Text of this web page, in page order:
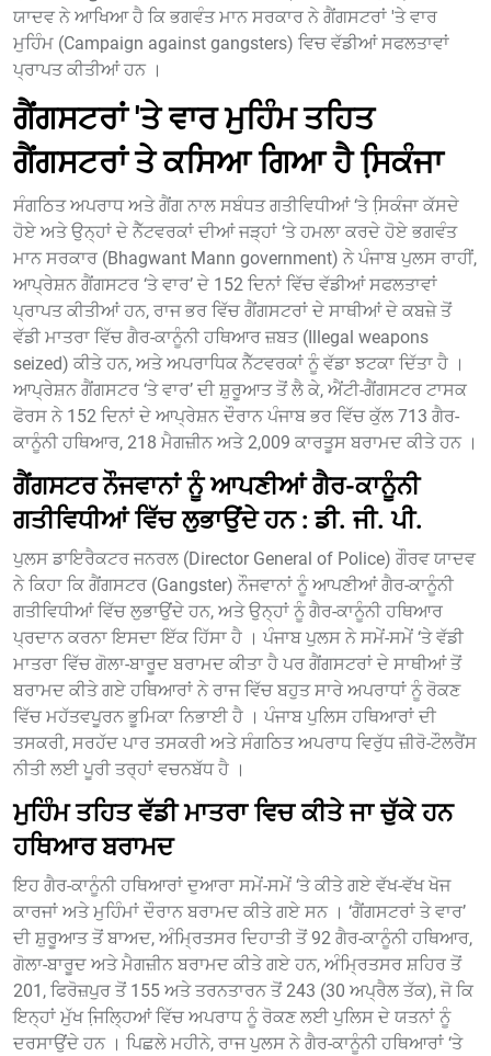
ਯਾਦਵ ਨੇ ਆਖਿਆ ਹੈ ਕਿ ਭਗਵੰਤ ਮਾਨ ਸਰਕਾਰ ਨੇ ਗੈਂਗਸਟਰਾਂ 'ਤੇ ਵਾਰ
ਮੁਹਿੰਮ (Campaign against gangsters) ਵਿਚ ਵੱਡੀਆਂ ਸਫਲਤਾਵਾਂ
ਪ੍ਰਾਪਤ ਕੀਤੀਆਂ ਹਨ ।
ਗੈਂਗਸਟਰਾਂ 'ਤੇ ਵਾਰ ਮੁਹਿੰਮ ਤਹਿਤ
ਗੈਂਗਸਟਰਾਂ ਤੇ ਕਸਿਆ ਗਿਆ ਹੈ ਸਿ਼ਕੰਜਾ
ਸੰਗਠਿਤ ਅਪਰਾਧ ਅਤੇ ਗੈਂਗ ਨਾਲ ਸਬੰਧਤ ਗਤੀਵਿਧੀਆਂ ‘ਤੇ ਸਿ਼ਕੰਜਾ ਕੱਸਦੇ
ਹੋਏ ਅਤੇ ਉਨ੍ਹਾਂ ਦੇ ਨੈੱਟਵਰਕਾਂ ਦੀਆਂ ਜੜ੍ਹਾਂ ‘ਤੇ ਹਮਲਾ ਕਰਦੇ ਹੋਏ ਭਗਵੰਤ
ਮਾਨ ਸਰਕਾਰ (Bhagwant Mann government) ਨੇ ਪੰਜਾਬ ਪੁਲਸ ਰਾਹੀਂ,
ਆਪ੍ਰੇਸ਼ਨ ਗੈਂਗਸਟਰ ‘ਤੇ ਵਾਰ’ ਦੇ 152 ਦਿਨਾਂ ਵਿੱਚ ਵੱਡੀਆਂ ਸਫਲਤਾਵਾਂ
ਪ੍ਰਾਪਤ ਕੀਤੀਆਂ ਹਨ, ਰਾਜ ਭਰ ਵਿੱਚ ਗੈਂਗਸਟਰਾਂ ਦੇ ਸਾਥੀਆਂ ਦੇ ਕਬਜ਼ੇ ਤੋਂ
ਵੱਡੀ ਮਾਤਰਾ ਵਿੱਚ ਗੈਰ-ਕਾਨੂੰਨੀ ਹਥਿਆਰ ਜ਼ਬਤ (Illegal weapons
seized) ਕੀਤੇ ਹਨ, ਅਤੇ ਅਪਰਾਧਿਕ ਨੈੱਟਵਰਕਾਂ ਨੂੰ ਵੱਡਾ ਝਟਕਾ ਦਿੱਤਾ ਹੈ ।
ਆਪ੍ਰੇਸ਼ਨ ਗੈਂਗਸਟਰ ‘ਤੇ ਵਾਰ’ ਦੀ ਸ਼ੁਰੂਆਤ ਤੋਂ ਲੈ ਕੇ, ਐਂਟੀ-ਗੈਂਗਸਟਰ ਟਾਸਕ
ਫੋਰਸ ਨੇ 152 ਦਿਨਾਂ ਦੇ ਆਪ੍ਰੇਸ਼ਨ ਦੌਰਾਨ ਪੰਜਾਬ ਭਰ ਵਿੱਚ ਕੁੱਲ 713 ਗੈਰ-
ਕਾਨੂੰਨੀ ਹਥਿਆਰ, 218 ਮੈਗਜ਼ੀਨ ਅਤੇ 2,009 ਕਾਰਤੂਸ ਬਰਾਮਦ ਕੀਤੇ ਹਨ ।
ਗੈਂਗਸਟਰ ਨੌਜਵਾਨਾਂ ਨੂੰ ਆਪਣੀਆਂ ਗੈਰ-ਕਾਨੂੰਨੀ
ਗਤੀਵਿਧੀਆਂ ਵਿੱਚ ਲੁਭਾਉਂਦੇ ਹਨ : ਡੀ. ਜੀ. ਪੀ.
ਪੁਲਸ ਡਾਇਰੈਕਟਰ ਜਨਰਲ (Director General of Police) ਗੌਰਵ ਯਾਦਵ
ਨੇ ਕਿਹਾ ਕਿ ਗੈਂਗਸਟਰ (Gangster) ਨੌਜਵਾਨਾਂ ਨੂੰ ਆਪਣੀਆਂ ਗੈਰ-ਕਾਨੂੰਨੀ
ਗਤੀਵਿਧੀਆਂ ਵਿੱਚ ਲੁਭਾਉਂਦੇ ਹਨ, ਅਤੇ ਉਨ੍ਹਾਂ ਨੂੰ ਗੈਰ-ਕਾਨੂੰਨੀ ਹਥਿਆਰ
ਪ੍ਰਦਾਨ ਕਰਨਾ ਇਸਦਾ ਇੱਕ ਹਿੱਸਾ ਹੈ । ਪੰਜਾਬ ਪੁਲਸ ਨੇ ਸਮੇਂ-ਸਮੇਂ ‘ਤੇ ਵੱਡੀ
ਮਾਤਰਾ ਵਿੱਚ ਗੋਲਾ-ਬਾਰੂਦ ਬਰਾਮਦ ਕੀਤਾ ਹੈ ਪਰ ਗੈਂਗਸਟਰਾਂ ਦੇ ਸਾਥੀਆਂ ਤੋਂ
ਬਰਾਮਦ ਕੀਤੇ ਗਏ ਹਥਿਆਰਾਂ ਨੇ ਰਾਜ ਵਿੱਚ ਬਹੁਤ ਸਾਰੇ ਅਪਰਾਧਾਂ ਨੂੰ ਰੋਕਣ
ਵਿੱਚ ਮਹੱਤਵਪੂਰਨ ਭੂਮਿਕਾ ਨਿਭਾਈ ਹੈ । ਪੰਜਾਬ ਪੁਲਿਸ ਹਥਿਆਰਾਂ ਦੀ
ਤਸਕਰੀ, ਸਰਹੱਦ ਪਾਰ ਤਸਕਰੀ ਅਤੇ ਸੰਗਠਿਤ ਅਪਰਾਧ ਵਿਰੁੱਧ ਜ਼ੀਰੋ-ਟੌਲਰੈਂਸ
ਨੀਤੀ ਲਈ ਪੂਰੀ ਤਰ੍ਹਾਂ ਵਚਨਬੱਧ ਹੈ ।
ਮੁਹਿੰਮ ਤਹਿਤ ਵੱਡੀ ਮਾਤਰਾ ਵਿਚ ਕੀਤੇ ਜਾ ਚੁੱਕੇ ਹਨ
ਹਥਿਆਰ ਬਰਾਮਦ
ਇਹ ਗੈਰ-ਕਾਨੂੰਨੀ ਹਥਿਆਰਾਂ ਦੁਆਰਾ ਸਮੇਂ-ਸਮੇਂ ‘ਤੇ ਕੀਤੇ ਗਏ ਵੱਖ-ਵੱਖ ਖੋਜ
ਕਾਰਜਾਂ ਅਤੇ ਮੁਹਿੰਮਾਂ ਦੌਰਾਨ ਬਰਾਮਦ ਕੀਤੇ ਗਏ ਸਨ । ‘ਗੈਂਗਸਟਰਾਂ ਤੇ ਵਾਰ’
ਦੀ ਸ਼ੁਰੂਆਤ ਤੋਂ ਬਾਅਦ, ਅੰਮ੍ਰਿਤਸਰ ਦਿਹਾਤੀ ਤੋਂ 92 ਗੈਰ-ਕਾਨੂੰਨੀ ਹਥਿਆਰ,
ਗੋਲਾ-ਬਾਰੂਦ ਅਤੇ ਮੈਗਜ਼ੀਨ ਬਰਾਮਦ ਕੀਤੇ ਗਏ ਹਨ, ਅੰਮ੍ਰਿਤਸਰ ਸ਼ਹਿਰ ਤੋਂ
201, ਫਿਰੋਜ਼ਪੁਰ ਤੋਂ 155 ਅਤੇ ਤਰਨਤਾਰਨ ਤੋਂ 243 (30 ਅਪ੍ਰੈਲ ਤੱਕ), ਜੋ ਕਿ
ਇਨ੍ਹਾਂ ਮੁੱਖ ਜਿ਼ਲ੍ਹਿਆਂ ਵਿੱਚ ਅਪਰਾਧ ਨੂੰ ਰੋਕਣ ਲਈ ਪੁਲਿਸ ਦੇ ਯਤਨਾਂ ਨੂੰ
ਦਰਸਾਉਂਦੇ ਹਨ । ਪਿਛਲੇ ਮਹੀਨੇ, ਰਾਜ ਪੁਲਸ ਨੇ ਗੈਰ-ਕਾਨੂੰਨੀ ਹਥਿਆਰਾਂ ‘ਤੇ